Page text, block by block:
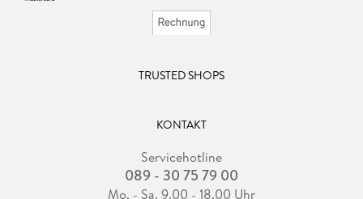
TRUSTED SHOPS
KONTAKT
Servicehotline
089 - 30 75 79 00
Mo. - Sa. 9.00 - 18.00 Uhr